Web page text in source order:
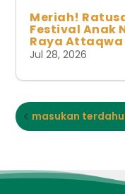
Meriah!
Festival Anak
Raya Attaqwa
Jul 28, 2026
masukan